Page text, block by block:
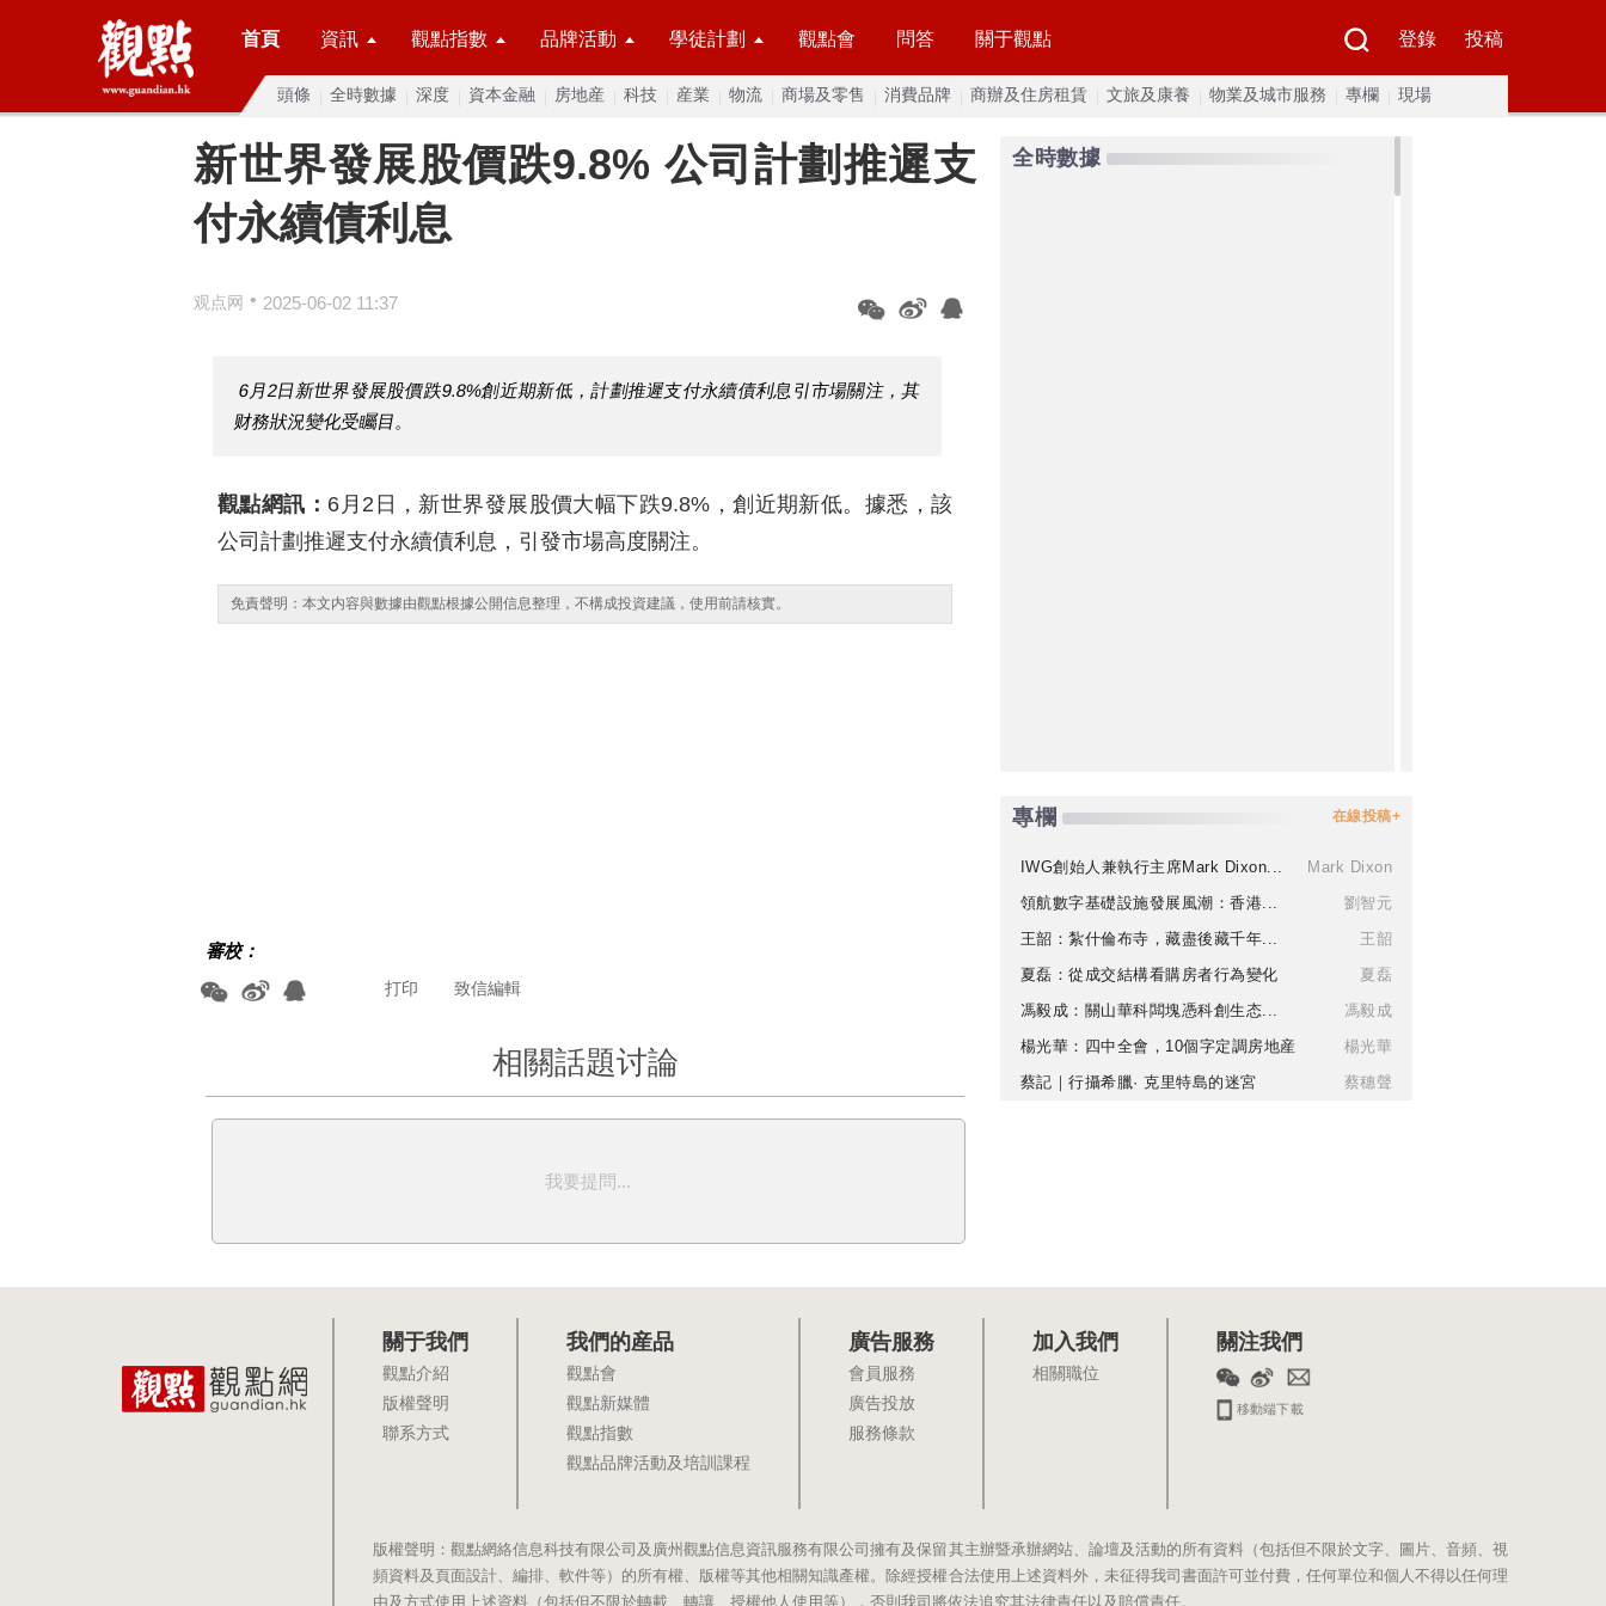
首頁 資訊 觀點指數 品牌活動 學徒計劃 觀點會 問答 關于觀點 登錄 投稿
頭條 全時數據 深度 資本金融 房地産 科技 産業 物流 商場及零售 消費品牌 商辦及住房租賃 文旅及康養 物業及城市服務 專欄 現場
新世界發展股價跌9.8% 公司計劃推遲支
付永續債利息
观点网 • 2025-06-02 11:37
6月2日新世界發展股價跌9.8%創近期新低，計劃推遲支付永續債利息引市場關注，其
财務狀況變化受矚目。
觀點網訊： 6月2日，新世界發展股價大幅下跌9.8%，創近期新低。據悉，該
公司計劃推遲支付永續債利息，引發市場高度關注。
免責聲明：本文内容與數據由觀點根據公開信息整理，不構成投資建議，使用前請核實。
審校：
致信編輯
打印
相關話題讨論
我要提問...
全時數據
專欄 在線投稿+
IWG創始人兼執行主席Mark Dixon...
Mark Dixon
領航數字基礎設施發展風潮：香港...
劉智元
王韶：紮什倫布寺，藏盡後藏千年...
王韶
夏磊：從成交結構看購房者行為變化
夏磊
馮毅成：關山華科闆塊憑科創生态...
馮毅成
楊光華：四中全會，10個字定調房地産
楊光華
蔡記｜行攝希臘· 克里特島的迷宮
蔡穗聲
關于我們
觀點介紹
版權聲明
聯系方式
我們的産品
觀點會
觀點新媒體
觀點指數
觀點品牌活動及培訓課程
廣告服務
會員服務
廣告投放
服務條款
加入我們
相關職位
關注我們
移動端下載
版權聲明：觀點網絡信息科技有限公司及廣州觀點信息資訊服務有限公司擁有及保留其主辦暨承辦網站、論壇及活動的所有資料（包括但不限於文字、圖片、音頻、視
頻資料及頁面設計、編排、軟件等）的所有權、版權等其他相關知識產權。除經授權合法使用上述資料外，未征得我司書面許可並付費，任何單位和個人不得以任何理
由及方式使用上述資料（包括但不限於轉載、轉讓、授權他人使用等），否則我司將依法追究其法律責任以及賠償責任。